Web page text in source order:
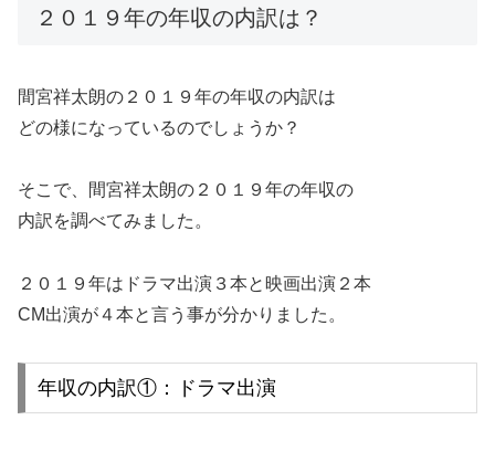
２０１９年の年収の内訳は？
間宮祥太朗の２０１９年の年収の内訳は
どの様になっているのでしょうか？
そこで、間宮祥太朗の２０１９年の年収の
内訳を調べてみました。
２０１９年はドラマ出演３本と映画出演２本
CM出演が４本と言う事が分かりました。
年収の内訳①：ドラマ出演